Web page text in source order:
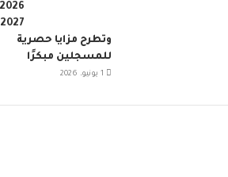
وتطرح مزايا حصرية
للمسجلين مبكرًا
1 يونيو، 2026